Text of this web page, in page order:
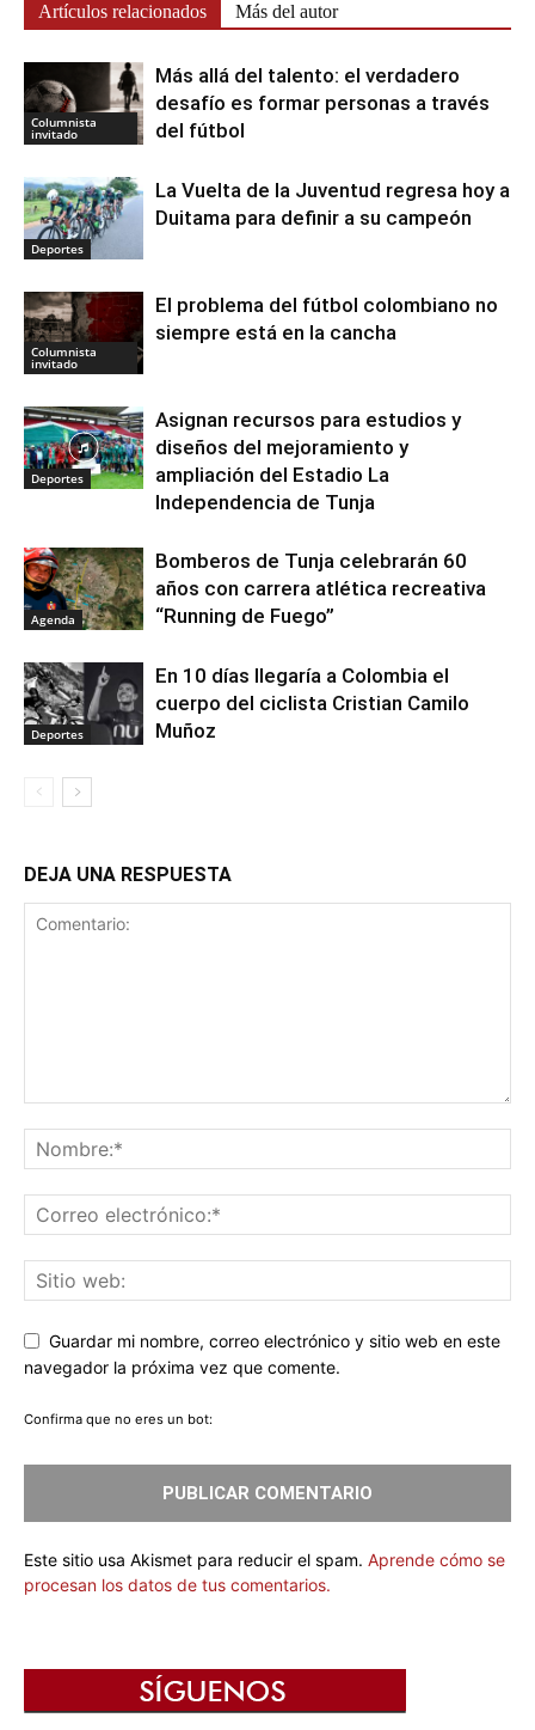
Artículos relacionados Más del autor
Columnista
invitado
Más allá del talento: el verdadero
desafío es formar personas a través
del fútbol
Deportes
La Vuelta de la Juventud regresa hoy a
Duitama para definir a su campeón
Columnista
invitado
El problema del fútbol colombiano no
siempre está en la cancha
Deportes
Asignan recursos para estudios y
diseños del mejoramiento y
ampliación del Estadio La
Independencia de Tunja
Agenda
Bomberos de Tunja celebrarán 60
años con carrera atlética recreativa
“Running de Fuego”
Deportes
En 10 días llegaría a Colombia el
cuerpo del ciclista Cristian Camilo
Muñoz
DEJA UNA RESPUESTA
Guardar mi nombre, correo electrónico y sitio web en este
navegador la próxima vez que comente.
Confirma que no eres un bot:
Este sitio usa Akismet para reducir el spam. Aprende cómo se
procesan los datos de tus comentarios.